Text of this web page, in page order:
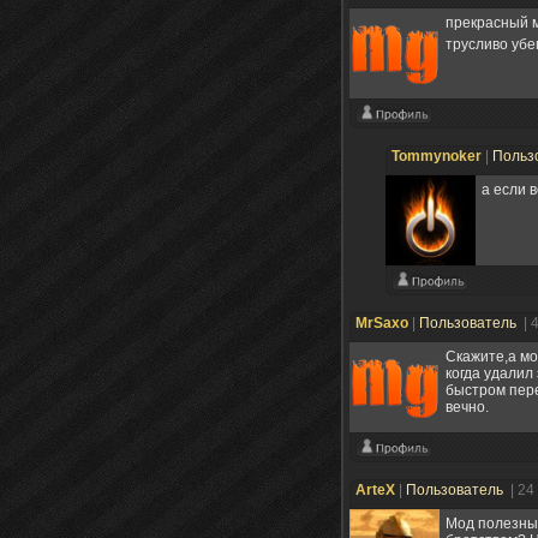
прекрасный
трусливо
Tommynoker
а если
MrSaxo Пользователь
|
Скажите,а
когда
быстром
вечно.
ArteX Пользователь
|
Мод